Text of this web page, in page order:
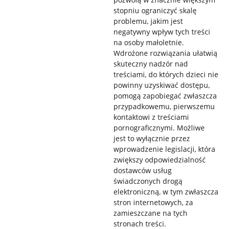
stopniu ograniczyć skalę
problemu, jakim jest
negatywny wpływ tych treści
na osoby małoletnie.
Wdrożone rozwiązania ułatwią
skuteczny nadzór nad
treściami, do których dzieci nie
powinny uzyskiwać dostępu,
pomogą zapobiegać zwłaszcza
przypadkowemu, pierwszemu
kontaktowi z treściami
pornograficznymi. Możliwe
jest to wyłącznie przez
wprowadzenie legislacji, która
zwiększy odpowiedzialność
dostawców usług
świadczonych drogą
elektroniczną, w tym zwłaszcza
stron internetowych, za
zamieszczane na tych
stronach treści.